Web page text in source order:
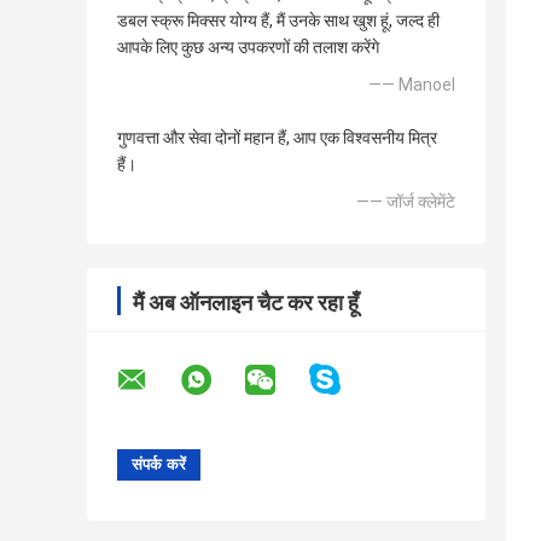
डबल स्क्रू मिक्सर योग्य हैं, मैं उनके साथ खुश हूं, जल्द ही
आपके लिए कुछ अन्य उपकरणों की तलाश करेंगे
—— Manoel
गुणवत्ता और सेवा दोनों महान हैं, आप एक विश्वसनीय मित्र
हैं।
—— जॉर्ज क्लेमेंटे
मैं अब ऑनलाइन चैट कर रहा हूँ